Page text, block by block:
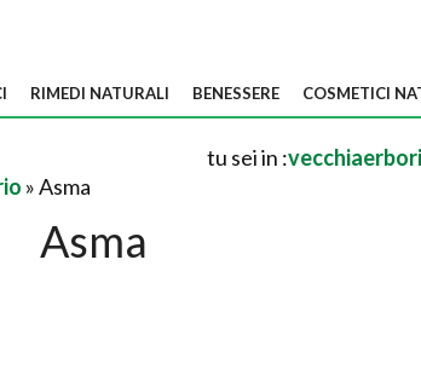
RIMEDI NATURALI BENESSERE COSMETICI
tu sei in :
» Asma
Asma